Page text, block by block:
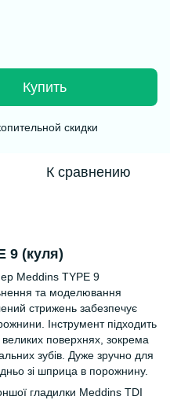
Купить
скидки
К сравнению
9 (куля)
Meddins TYPE 9
та моделювання
стрижень забезпечує
Інструмент підходить
поверхнях, зокрема
зубів. Дуже зручно для
зі шприца в порожнину.
гладилки Meddins TDI